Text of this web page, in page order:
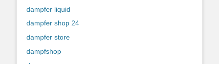
dampfer liquid
dampfer shop 24
dampfer store
dampfshop